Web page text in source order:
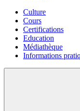
Culture
Cours
Certifications
Education
Médiathèque
Informations